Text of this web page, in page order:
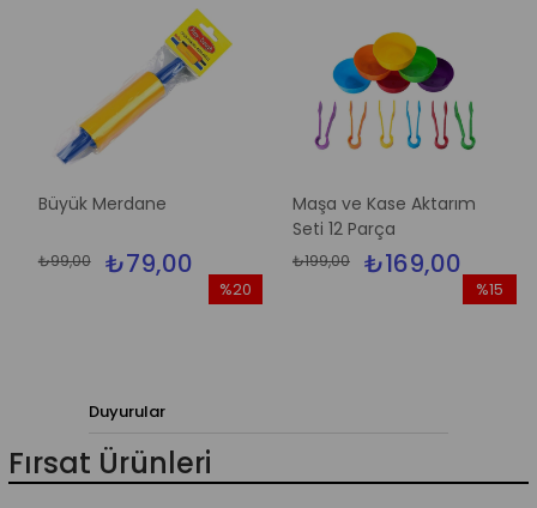
Büyük Merdane
₺79,00
₺99,00
%20
Maşa ve Kase Aktarım
Seti 12 Parça
₺169,00
₺199,00
%15
Duyurular
Fırsat Ürünleri